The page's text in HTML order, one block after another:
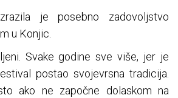
je posebno zadovoljstvo
u Konjic.
Svake godine sve više, jer je
postao svojevrsna tradicija.
ako ne započne dolaskom na